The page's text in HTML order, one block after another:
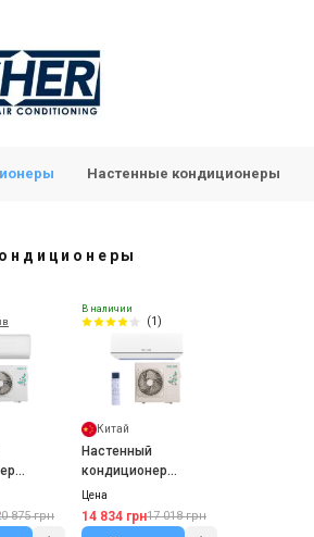
Настенные кондиционеры
12TIN
875 грн
В наличии
(1)
Китай
Настенный
кондиционер
Fischer FI/FO-07TIN
Цена
14 834 грн17 018 грн